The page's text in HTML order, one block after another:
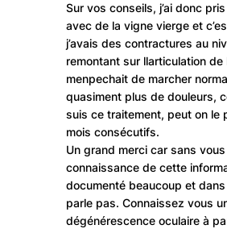
Sur vos conseils, j’ai donc
avec de la vigne vierge et
j’avais des contractures au
remontant sur llarticulation de
menpechait de marcher
quasiment plus de douleurs,
suis ce traitement, peut on le
mois consécutifs.
Un grand merci car sans vous
connaissance de cette
documenté beaucoup et
parle pas. Connaissez vous
dégénérescence oculaire à